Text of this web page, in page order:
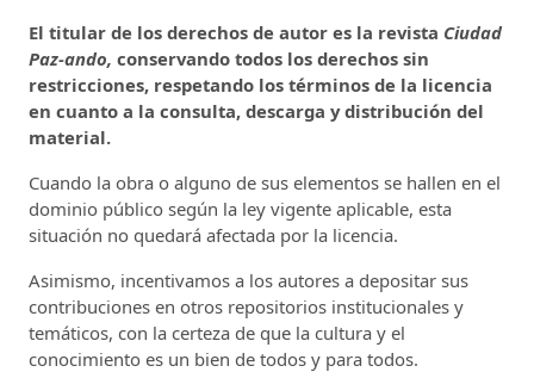
El titular de los derechos de autor es la revista Ciudad
Paz-ando, conservando todos los derechos sin
restricciones, respetando los términos de la licencia
en cuanto a la consulta, descarga y distribución del
material.
Cuando la obra o alguno de sus elementos se hallen en el
dominio público según la ley vigente aplicable, esta
situación no quedará afectada por la licencia.
Asimismo, incentivamos a los autores a depositar sus
contribuciones en otros repositorios institucionales y
temáticos, con la certeza de que la cultura y el
conocimiento es un bien de todos y para todos.